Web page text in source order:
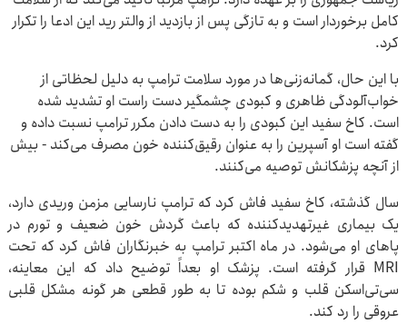
کامل برخوردار است و به تازگی پس از بازدید از والتر رید این ادعا را تکرار
کرد.
با این حال، گمانه‌زنی‌ها در مورد سلامت ترامپ به دلیل لحظاتی از
خواب‌آلودگی ظاهری و کبودی چشمگیر دست راست او تشدید شده
است. کاخ سفید این کبودی را به دست دادن مکرر ترامپ نسبت داده و
گفته است او آسپرین را به عنوان رقیق‌کننده خون مصرف می‌کند - بیش
از آنچه پزشکانش توصیه می‌کنند.
سال گذشته، کاخ سفید فاش کرد که ترامپ نارسایی مزمن وریدی دارد،
یک بیماری غیرتهدیدکننده که باعث گردش خون ضعیف و تورم در
پاهای او می‌شود. در ماه اکتبر ترامپ به خبرنگاران فاش کرد که تحت
MRI قرار گرفته است. پزشک او بعداً توضیح داد که این معاینه،
سی‌تی‌اسکن قلب و شکم بوده تا به طور قطعی هر گونه مشکل قلبی
عروقی را رد کند.